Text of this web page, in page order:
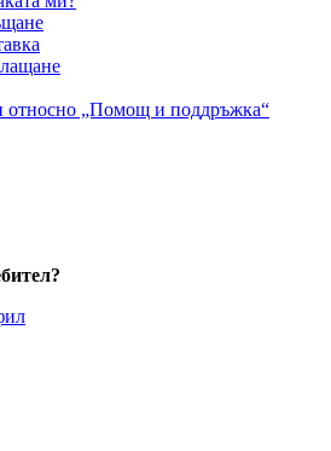
относно „Помощ и поддръжка“